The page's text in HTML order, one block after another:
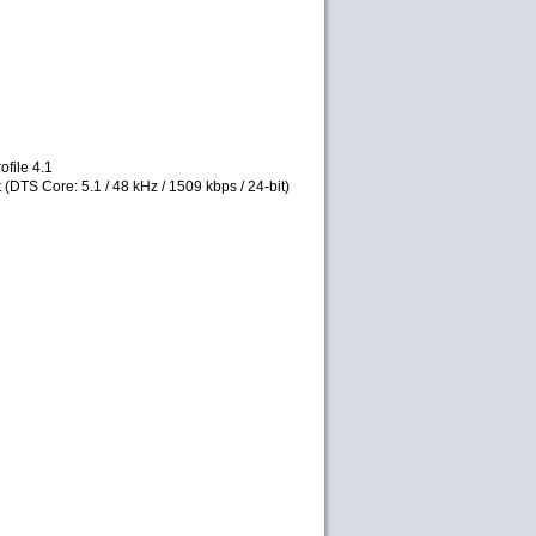
4.1
Core: 5.1 / 48 kHz / 1509 kbps / 24-bit)